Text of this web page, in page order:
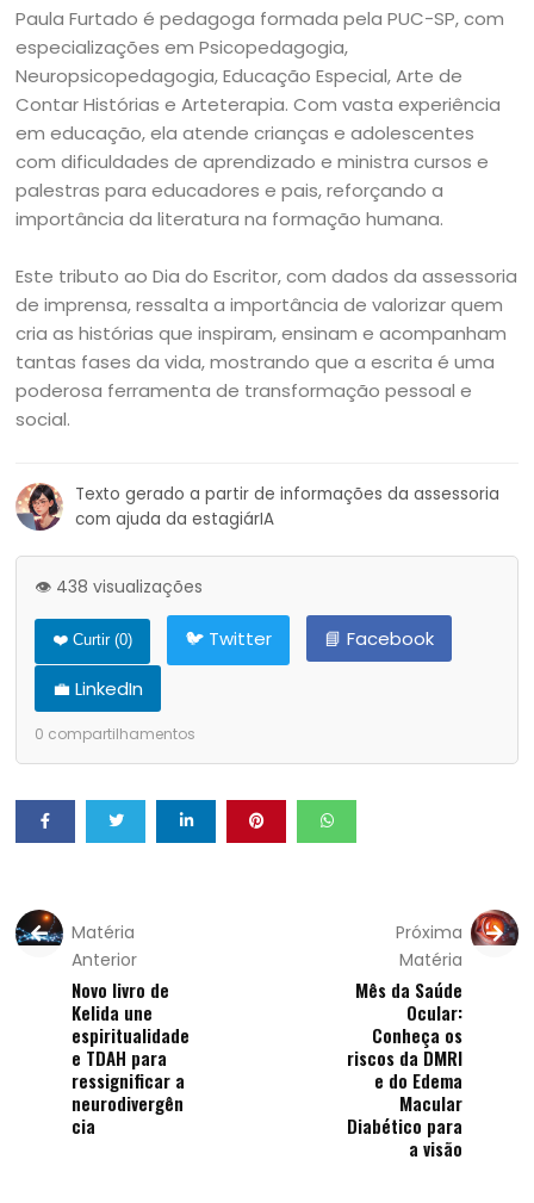
Paula Furtado é pedagoga formada pela PUC-SP, com
especializações em Psicopedagogia,
Neuropsicopedagogia, Educação Especial, Arte de
Contar Histórias e Arteterapia. Com vasta experiência
em educação, ela atende crianças e adolescentes
com dificuldades de aprendizado e ministra cursos e
palestras para educadores e pais, reforçando a
importância da literatura na formação humana.
Este tributo ao Dia do Escritor, com dados da assessoria
de imprensa, ressalta a importância de valorizar quem
cria as histórias que inspiram, ensinam e acompanham
tantas fases da vida, mostrando que a escrita é uma
poderosa ferramenta de transformação pessoal e
social.
Texto gerado a partir de informações da assessoria
com ajuda da estagiárIA
👁️ 438 visualizações
❤️ Curtir (0) 🐦 Twitter
📘 Facebook
💼 LinkedIn
0 compartilhamentos
Matéria
Anterior
Novo livro de
Kelida une
espiritualidade
e TDAH para
ressignificar a
neurodivergên
cia
Próxima
Matéria
Mês da Saúde
Ocular:
Conheça os
riscos da DMRI
e do Edema
Macular
Diabético para
a visão